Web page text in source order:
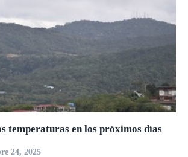
temperaturas en los próximos días
24, 2025